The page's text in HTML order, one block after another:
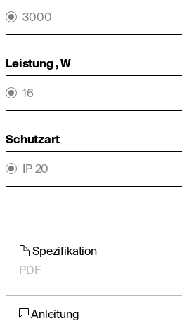
3000
Leistung , W
16
Schutzart
IP 20
Spezifikation
PDF
Anleitung